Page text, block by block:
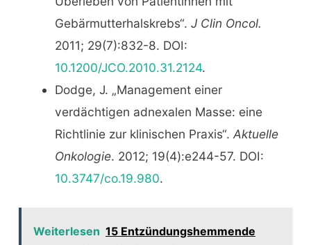
Gebärmutterhalskrebs“. J Clin Oncol.
2011; 29(7):832-8. DOI:
10.1200/JCO.2010.31.2124.
Dodge, J. „Management einer
verdächtigen adnexalen Masse: eine
Richtlinie zur klinischen Praxis“. Aktuelle
Onkologie. 2012; 19(4):e244-57. DOI:
10.3747/co.19.980.
Weiterlesen 15 Entzündungshemmende